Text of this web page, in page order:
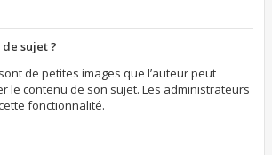
sujet ?
de petites images que l’auteur peut
le contenu de son sujet. Les administrateurs
fonctionnalité.